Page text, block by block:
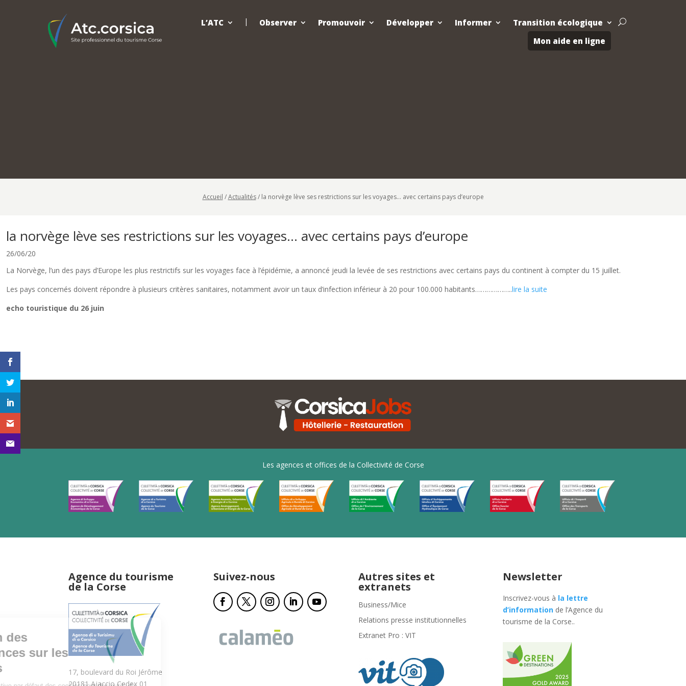
L’ATC Observer Promouvoir Développer Informer
Transition écologique
Mon aide en ligne
U
Accueil /Actualités/ la norvège lève ses restrictions sur les voyages… avec certains pays d’europe
la norvège lève ses restrictions sur les voyages… avec certains pays d’europe
26/06/20
La Norvège, l’un des pays d’Europe les plus restrictifs sur les voyages face à l’épidémie, a annoncé jeudi la levée de ses restrictions avec certains pays du continent à compter du 15 juillet.
Les pays concernés doivent répondre à plusieurs critères sanitaires, notamment avoir un taux d’infection inférieur à 20 pour 100.000 habitants………………..lire la suite
echo touristique du 26 juin
Les agences et offices de la Collectivité de Corse
Agence du tourisme
de la Corse
17, boulevard du Roi Jérôme
20181 Ajaccio Cedex 01
Suivez-nous Autres sites et
extranets
Business/Mice
Relations presse institutionnelles
Extranet Pro : VIT
Newsletter
Inscrivez-vous à la lettre
d’information de l’Agence du
tourisme de la Corse..